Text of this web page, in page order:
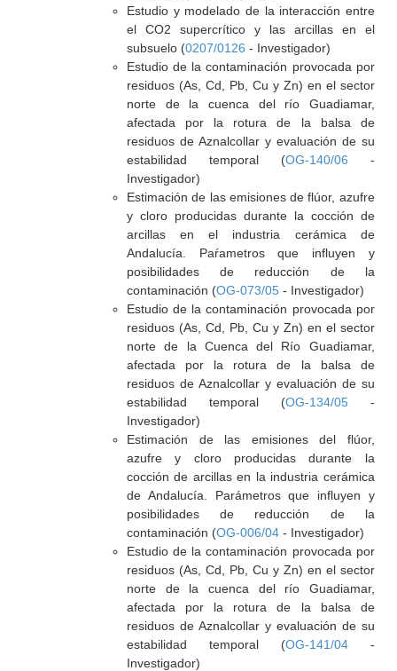
Estudio y modelado de la interacción entre
el CO2 supercrítico y las arcillas en el
subsuelo (0207/0126 - Investigador)
Estudio de la contaminación provocada por
residuos (As, Cd, Pb, Cu y Zn) en el sector
norte de la cuenca del río Guadiamar,
afectada por la rotura de la balsa de
residuos de Aznalcollar y evaluación de su
estabilidad temporal (OG-140/06 -
Investigador)
Estimación de las emisiones de flúor, azufre
y cloro producidas durante la cocción de
arcillas en el industria cerámica de
Andalucía. Paŕametros que influyen y
posibilidades de reducción de la
contaminación (OG-073/05- Investigador)
Estudio de la contaminación provocada por
residuos (As, Cd, Pb, Cu y Zn) en el sector
norte de la Cuenca del Río Guadiamar,
afectada por la rotura de la balsa de
residuos de Aznalcollar y evaluación de su
estabilidad temporal (OG-134/05-
Investigador)
Estimación de las emisiones del flúor,
azufre y cloro producidas durante la
cocción de arcillas en la industria cerámica
de Andalucía. Parámetros que influyen y
posibilidades de reducción de la
contaminación (OG-006/04- Investigador)
Estudio de la contaminación provocada por
residuos (As, Cd, Pb, Cu y Zn) en el sector
norte de la cuenca del río Guadiamar,
afectada por la rotura de la balsa de
residuos de Aznalcollar y evaluación de su
estabilidad temporal (OG-141/04-
Investigador)